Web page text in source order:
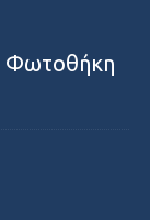
Φωτοθήκη